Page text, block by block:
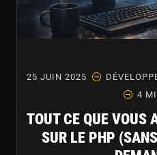
25 JUIN 2025
4
TOUT CE QUE VOUS
SUR LE PHP